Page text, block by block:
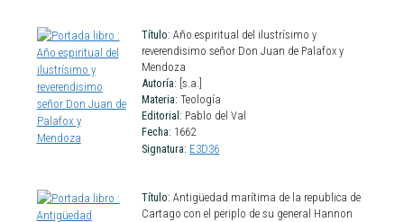
Título: Año espiritual del ilustrísimo y
reverendisimo señor Don Juan de Palafox y
Mendoza
Autoría: [s.a.]
Materia: Teología
Editorial: Pablo del Val
Fecha: 1662
Signatura: E3D36
Título: Antigüedad marítima de la republica de
Cartago con el periplo de su general Hannon